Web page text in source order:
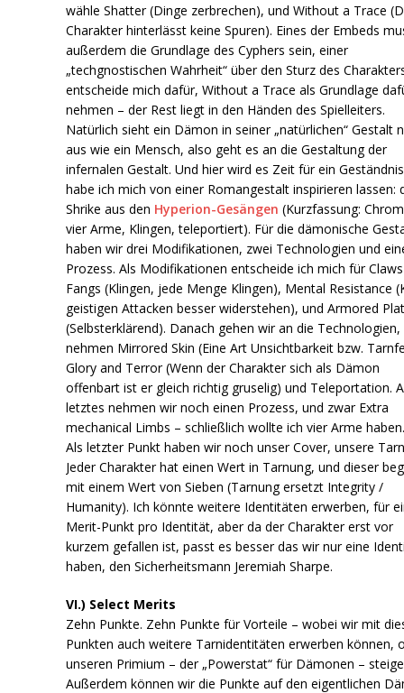
wähle Shatter (Dinge zerbrechen), und Without a Trace
Charakter hinterlässt keine Spuren). Eines der Embeds
außerdem die Grundlage des Cyphers sein, einer
„techgnostischen Wahrheit“ über den Sturz des
entscheide mich dafür, Without a Trace als Grundlage
nehmen – der Rest liegt in den Händen des Spielleiters.
Natürlich sieht ein Dämon in seiner „natürlichen“ Gestalt
aus wie ein Mensch, also geht es an die Gestaltung der
infernalen Gestalt. Und hier wird es Zeit für ein
habe ich mich von einer Romangestalt inspirieren lassen:
Shrike aus den Hyperion-Gesängen (Kurzfassung:
vier Arme, Klingen, teleportiert). Für die dämonische
haben wir drei Modifikationen, zwei Technologien und
Prozess. Als Modifikationen entscheide ich mich für
Fangs (Klingen, jede Menge Klingen), Mental Resistance
geistigen Attacken besser widerstehen), und Armored
(Selbsterklärend). Danach gehen wir an die Technologien,
nehmen Mirrored Skin (Eine Art Unsichtbarkeit bzw.
Glory and Terror (Wenn der Charakter sich als Dämon
offenbart ist er gleich richtig gruselig) und Teleportation.
letztes nehmen wir noch einen Prozess, und zwar Extra
mechanical Limbs – schließlich wollte ich vier Arme
Als letzter Punkt haben wir noch unser Cover, unsere
Jeder Charakter hat einen Wert in Tarnung, und dieser
mit einem Wert von Sieben (Tarnung ersetzt Integrity /
Humanity). Ich könnte weitere Identitäten erwerben, für
Merit-Punkt pro Identität, aber da der Charakter erst vor
kurzem gefallen ist, passt es besser das wir nur eine
haben, den Sicherheitsmann Jeremiah Sharpe.
VI.) Select Merits
Zehn Punkte. Zehn Punkte für Vorteile – wobei wir mit
Punkten auch weitere Tarnidentitäten erwerben können,
unseren Primium – der „Powerstat“ für Dämonen –
Außerdem können wir die Punkte auf den eigentlichen